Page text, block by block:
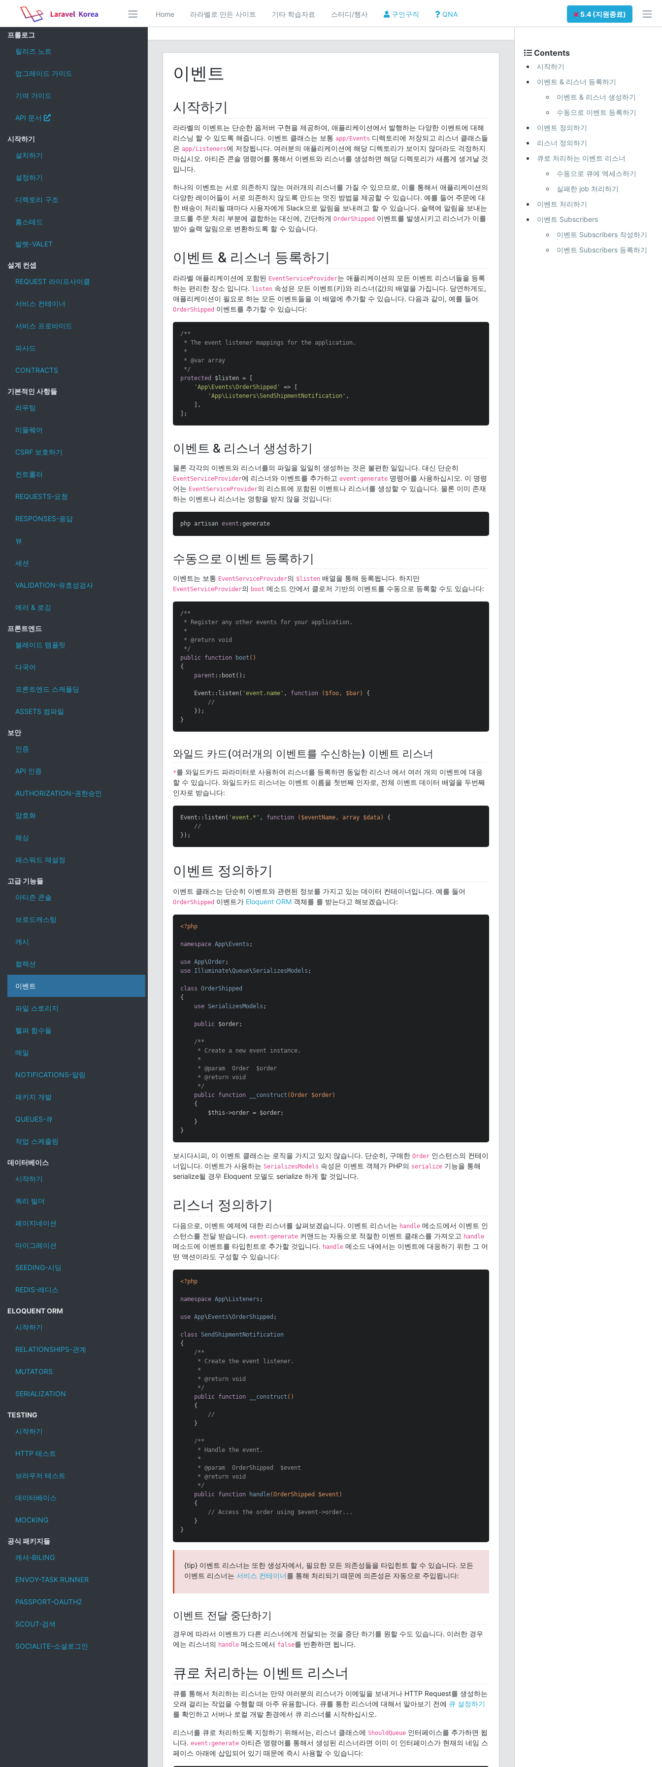
Home 라라벨로 만든 사이트 기타 학습자료 스터디/행사 구인구직 QNA 5.4 (지원종료)
프롤로그
릴리즈 노트
업그레이드 가이드
기여 가이드
API 문서
시작하기
설치하기
설정하기
디렉토리 구조
홈스테드
발렛-VALET
설계 컨셉
REQUEST 라이프사이클
서비스 컨테이너
서비스 프로바이드
파사드
CONTRACTS
기본적인 사항들
라우팅
미들웨어
CSRF 보호하기
컨트롤러
REQUESTS-요청
RESPONSES-응답
뷰
세션
VALIDATION-유효성검사
에러 & 로깅
프론트엔드
블레이드 템플릿
다국어
프론트엔드 스캐폴딩
ASSETS 컴파일
보안
인증
API 인증
AUTHORIZATION-권한승인
암호화
해싱
패스워드 재설정
고급 기능들
아티즌 콘솔
브로드캐스팅
캐시
컬렉션
이벤트
파일 스토리지
헬퍼 함수들
메일
NOTIFICATIONS-알림
패키지 개발
QUEUES-큐
작업 스케줄링
데이터베이스
시작하기
쿼리 빌더
페이지네이션
마이그레이션
SEEDING-시딩
REDIS-레디스
ELOQUENT ORM
시작하기
RELATIONSHIPS-관계
MUTATORS
SERIALIZATION
TESTING
시작하기
HTTP 테스트
브라우저 테스트
데이터베이스
MOCKING
공식 패키지들
캐셔-BILING
ENVOY-TASK RUNNER
PASSPORT-OAUTH2
SCOUT-검색
SOCIALITE-소셜로그인
이벤트
시작하기
라라벨의 이벤트는 단순한 옵저버 구현을 제공하여, 애플리케이션에서 발행하는 다양한 이벤트에 대해
리스닝 할 수 있도록 해줍니다. 이벤트 클래스는 보통 app/Events 디렉토리에 저장되고 리스너 클래스들
은 app/Listeners에 저장됩니다. 여러분의 애플리케이션에 해당 디렉토리가 보이지 않더라도 걱정하지
마십시오. 아티즌 콘솔 명령어를 통해서 이벤트와 리스너를 생성하면 해당 디렉토리가 새롭게 생겨날 것
입니다.
하나의 이벤트는 서로 의존하지 않는 여러개의 리스너를 가질 수 있으므로, 이를 통해서 애플리케이션의
다양한 레이어들이 서로 의존하지 않도록 만드는 멋진 방법을 제공할 수 있습니다. 예를 들어 주문에 대
한 배송이 처리될 때마다 사용자에게 Slack으로 알림을 보내려고 할 수 있습니다. 슬랙에 알림을 보내는
코드를 주문 처리 부분에 결합하는 대신에, 간단하게 OrderShipped 이벤트를 발생시키고 리스너가 이를
받아 슬랙 알림으로 변환하도록 할 수 있습니다.
이벤트 & 리스너 등록하기
라라벨 애플리케이션에 포함된 EventServiceProvider는 애플리케이션의 모든 이벤트 리스너들을 등록
하는 편리한 장소 입니다. listen 속성은 모든 이벤트(키)와 리스너(값)의 배열을 가집니다. 당연하게도,
애플리케이션이 필요로 하는 모든 이벤트들을 이 배열에 추가할 수 있습니다. 다음과 같이, 예를 들어
OrderShipped 이벤트를 추가할 수 있습니다:
/**
* The event listener mappings for the application.
*
* @var array
*/
protected
$listen = [
'App\Events\OrderShipped'
=> [
'App\Listeners\SendShipmentNotification' ,
    ],
];
이벤트 & 리스너 생성하기
물론 각각의 이벤트와 리스너를의 파일을 일일히 생성하는 것은 불편한 일입니다. 대신 단순히
EventServiceProvider에 리스너와 이벤트를 추가하고 event:generate 명령어를 사용하십시오. 이 명령
어는 EventServiceProvider의 리스트에 포함된 이벤트나 리스너를 생성할 수 있습니다. 물론 이미 존재
하는 이벤트나 리스너는 영향을 받지 않을 것입니다:
php artisan event :generate
수동으로 이벤트 등록하기
이벤트는 보통 EventServiceProvider의 $listen 배열을 통해 등록됩니다. 하지만
EventServiceProvider의 boot 메소드 안에서 클로저 기반의 이벤트를 수동으로 등록할 수도 있습니다:
/**
* Register any other events for your application.
*
* @return void
*/
public function boot ()
{
parent ::boot();
    Event::listen(
'event.name' , function ($foo, $bar)
{
//
    });
}
와일드 카드(여러개의 이벤트를 수신하는) 이벤트 리스너
*를 와일드카드 파라미터로 사용하여 리스너를 등록하면 동일한 리스너 에서 여러 개의 이벤트에 대응
할 수 있습니다. 와일드카드 리스너는 이벤트 이름을 첫번째 인자로, 전체 이벤트 데이터 배열을 두번째
인자로 받습니다:
Event::listen( 'event.*' , function ($eventName, array $data)
{
//
});
이벤트 정의하기
이벤트 클래스는 단순히 이벤트와 관련된 정보를 가지고 있는 데이터 컨테이너입니다. 예를 들어
OrderShipped 이벤트가 Eloquent ORM 객체를 를 받는다고 해보겠습니다:
<?php
namespace App\ Events ;
use App\Order
use Illuminate\Queue\SerializesModels ;
class OrderShipped
{
use SerializesModels ;
public $order;
/**
     * Create a new event instance.
     *
     *
@param
  Order  $order
     *
@return void
     */
public function __construct (Order $order)
{
        $this->order = $order;
    }
}
보시다시피, 이 이벤트 클래스는 로직을 가지고 있지 않습니다. 단순히, 구매한 Order 인스턴스의 컨테이
너입니다. 이벤트가 사용하는 SerializesModels 속성은 이벤트 객체가 PHP의 serialize 기능을 통해
serialize될 경우 Eloquent 모델도 serialize 하게 할 것입니다.
리스너 정의하기
다음으로, 이벤트 예제에 대한 리스너를 살펴보겠습니다. 이벤트 리스너는 handle 메소드에서 이벤트 인
스턴스를 전달 받습니다. event:generate 커맨드는 자동으로 적절한 이벤트 클래스를 가져오고 handle
메소드에 이벤트를 타입힌트로 추가할 것입니다. handle 메소드 내에서는 이벤트에 대응하기 위한 그 어
떤 액션이라도 구성할 수 있습니다:
<?php
namespace App\ Listeners ;
use App\ Events\OrderShipped ;
class
SendShipmentNotification
{
/**
     * Create the event listener.
     *
     *
@return void
     */
public function __construct ()
{
//
    }
/**
     * Handle the event.
     *
     *
@param
  OrderShipped  $event
     *
@return void
     */
public function handle(OrderShipped $event)
{
// Access the order using $event->order...
    }
}
{tip} 이벤트 리스너는 또한 생성자에서, 필요한 모든 의존성들을 타입힌트 할 수 있습니다. 모든
이벤트 리스너는 서비스 컨테이너를 통해 처리되기 때문에 의존성은 자동으로 주입됩니다:
이벤트 전달 중단하기
경우에 따라서 이벤트가 다른 리스너에게 전달되는 것을 중단 하기를 원할 수도 있습니다. 이러한 경우
에는 리스너의 handle 메소드에서 false를 반환하면 됩니다.
큐로 처리하는 이벤트 리스너
큐를 통해서 처리하는 리스너는 만약 여러분의 리스너가 이메일을 보내거나 HTTP Request를 생성하는
오래 걸리는 작업을 수행할 때 아주 유용합니다. 큐를 통한 리스너에 대해서 알아보기 전에 큐 설정하기
를 확인하고 서버나 로컬 개발 환경에서 큐 리스너를 시작하십시오.
리스너를 큐로 처리하도록 지정하기 위해서는, 리스너 클래스에 ShouldQueue 인터페이스를 추가하면 됩
니다. event:generate 아티즌 명령어를 통해서 생성된 리스너라면 이미 이 인터페이스가 현재의 네임 스
페이스 아래에 삽입되어 있기 때문에 즉시 사용할 수 있습니다:
Contents
시작하기
이벤트 & 리스너 등록하기
이벤트 & 리스너 생성하기
수동으로 이벤트 등록하기
이벤트 정의하기
리스너 정의하기
큐로 처리하는 이벤트 리스너
수동으로 큐에 엑세스하기
실패한 job 처리하기
이벤트 처리하기
이벤트 Subscribers
이벤트 Subscribers 작성하기
이벤트 Subscribers 등록하기